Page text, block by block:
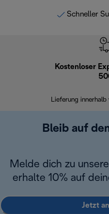
Schneller
Kostenloser
Lieferung
Bleib auf
Melde dich zu
erhalte 10% auf
Jetzt